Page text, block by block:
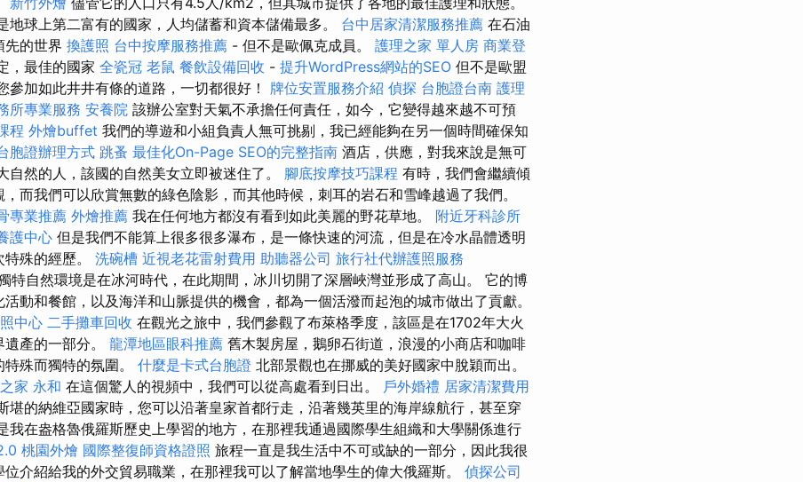
地球上第二富有的國家，人均儲蓄和資本儲備最多。 台中居家清潔服務推薦 在石油
先的世界 換護照 台中按摩服務推薦 - 但不是歐佩克成員。 護理之家 單人房 商業登
，最佳的國家 全瓷冠 老鼠 餐飲設備回收 - 提升WordPress網站的SEO 但不是歐盟
參加如此井井有條的道路，一切都很好！ 牌位安置服務介紹 偵探 台胞證台南 護理
所專業服務 安養院 該辦公室對天氣不承擔任何責任，如今，它變得越來越不可預
程 外燴buffet 我們的導遊和小組負責人無可挑剔，我已經能夠在另一個時間確保知
胞證辦理方式 跳蚤 最佳化On-Page SEO的完整指南 酒店，供應，對我來說是無可
自然的人，該國的自然美女立即被迷住了。 腳底按摩技巧課程 有時，我們會繼續傾
而我們可以欣賞無數的綠色陰影，而其他時候，刺耳的岩石和雪峰越過了我們。
專業推薦 外燴推薦 我在任何地方都沒有看到如此美麗的野花草地。 附近牙科診所
護中心 但是我們不能算上很多很多瀑布，是一條快速的河流，但是在冷水晶體透明
殊的經歷。 洗碗槽 近視老花雷射費用 助聽器公司 旅行社代辦護照服務
特自然環境是在冰河時代，在此期間，冰川切開了深層峽灣並形成了高山。 它的博
動和餐館，以及海洋和山脈提供的機會，都為一個活潑而起泡的城市做出了貢獻。
中心 二手攤車回收 在觀光之旅中，我們參觀了布萊格季度，該區是在1702年大火
產的一部分。 龍潭地區眼科推薦 舊木製房屋，鵝卵石街道，浪漫的小商店和咖啡
殊而獨特的氛圍。 什麼是卡式台胞證 北部景觀也在挪威的美好國家中脫穎而出。
家 永和 在這個驚人的視頻中，我們可以從高處看到日出。 戶外婚禮 居家清潔費用
堪的納維亞國家時，您可以沿著皇家首都行走，沿著幾英里的海岸線航行，甚至穿
我在盎格魯俄羅斯歷史上學習的地方，在那裡我通過國際學生組織和大學關係進行
桃園外燴 國際整復師資格證照 旅程一直是我生活中不可或缺的一部分，因此我很
介紹給我的外交貿易職業，在那裡我可以了解當地學生的偉大俄羅斯。 偵探公司